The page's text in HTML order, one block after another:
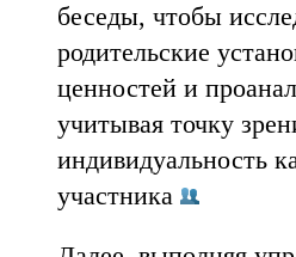
беседы, чтобы
родительские
ценностей и
учитывая точку
индивидуальность
участника